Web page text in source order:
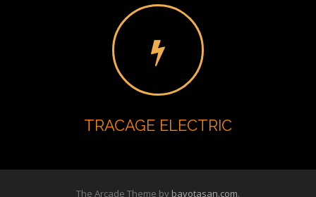
TRACAGE ELECTRIC
The Arcade Theme by bavotasan.com.